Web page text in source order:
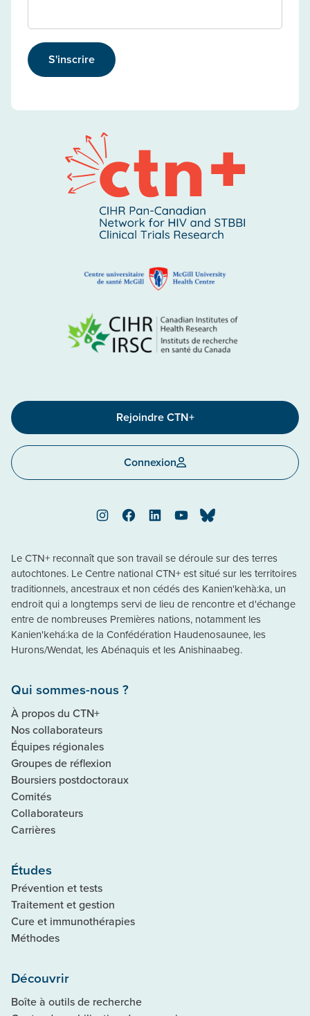
S'inscrire
Rejoindre CTN+
Connexion
InstagramFacebookLinkedInYouTubeBluesky
Le CTN+ reconnaît que son travail se déroule sur des terres
autochtones. Le Centre national CTN+ est situé sur les territoires
traditionnels, ancestraux et non cédés des Kanien'kehà:ka, un
endroit qui a longtemps servi de lieu de rencontre et d'échange
entre de nombreuses Premières nations, notamment les
Kanien'kehá:ka de la Confédération Haudenosaunee, les
Hurons/Wendat, les Abénaquis et les Anishinaabeg.
Qui sommes-nous ?
À propos du CTN+
Nos collaborateurs
Équipes régionales
Groupes de réflexion
Boursiers postdoctoraux
Comités
Collaborateurs
Carrières
Études
Prévention et tests
Traitement et gestion
Cure et immunothérapies
Méthodes
Découvrir
Boîte à outils de recherche